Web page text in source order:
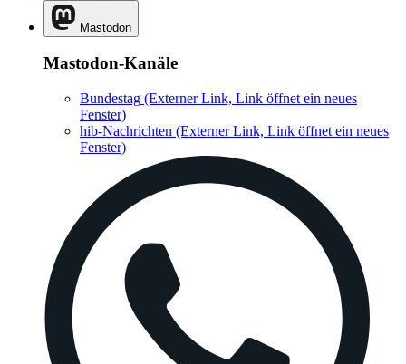
Mastodon
Mastodon-Kanäle
Bundestag (Externer Link, Link öffnet ein neues
Fenster)
hib-Nachrichten (Externer Link, Link öffnet ein neues
Fenster)